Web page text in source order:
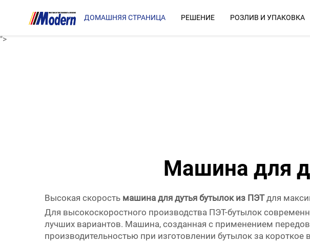
для достижения максимальной производительности
Для высокоскоростного производства ПЭТ-бутылок режим работы...
">
ДОМАШНЯЯ СТРАНИЦА РЕШЕНИЕ РОЗЛИВ И УПАКОВКА
Машина для
Высокая скорость машина для дутья бутылок из ПЭТдля
Для высокоскоростного производства ПЭТ-бутылок
лучших вариантов. Машина, созданная с применением
производительностью при изготовлении бутылок за